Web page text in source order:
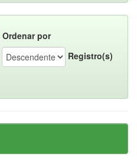
Ordenar por
Registro(s)